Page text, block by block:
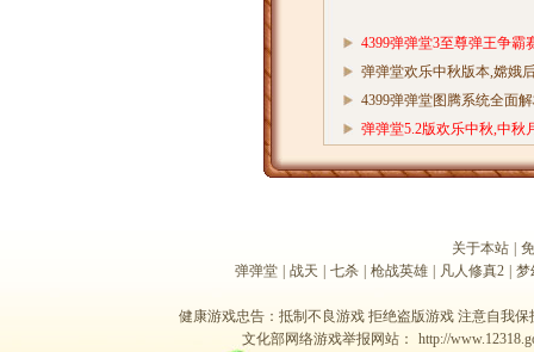
4399弹弹堂3至尊弹王争霸
弹弹堂欢乐中秋版本,嫦娥
度惊艳曝光09/15
4399弹弹堂图腾系统全面
弹弹堂5.2版欢乐中秋,中秋
假期烟花FAQ09/15
关于本站
弹弹堂
战天 七杀 枪战英雄 凡人修真2 梦
健康游戏忠告：抵制不良游戏 拒绝盗版游戏 注意自我
文化部网络游戏举报网站：
http://